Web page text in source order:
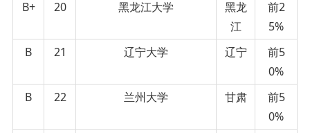
B+ 20 黑龙江大学
黑龙
江
前2
5%
B
21 辽宁大学 辽宁
前5
0%
B
22 兰州大学 甘肃
前5
0%